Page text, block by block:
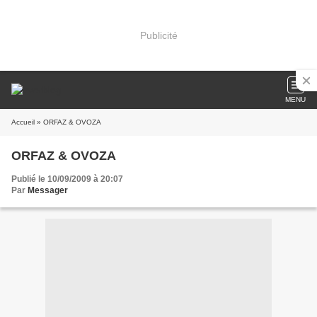
Publicité
MENU
Accueil » ORFAZ & OVOZA
ORFAZ & OVOZA
Publié le 10/09/2009 à 20:07
Par Messager